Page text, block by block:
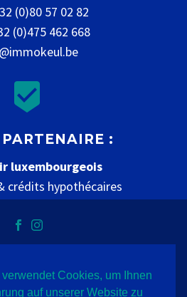
(0)80 57 02 82
(0)475 462 668


:
luxembourgeois
crédits hypothécaires
Impressum Kontakt
Cookies, um Ihnen
auf unserer Website zu